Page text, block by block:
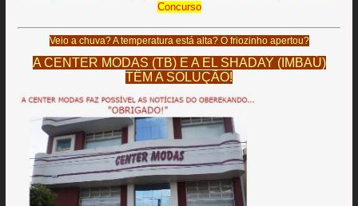
Concurso
Veio a chuva? A temperatura está alta? O friozinho apertou?
A CENTER MODAS (TB) E A EL SHADAY (IMBAÚ)
TÊM A SOLUÇÃO!